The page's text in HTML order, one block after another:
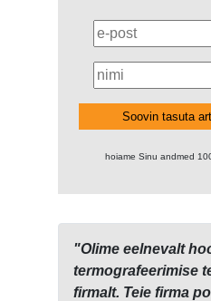
"Olime eelnevalt
termografeerimise
firmalt. Teie firma
Soovin tasuta
hoiame Sinu andmed